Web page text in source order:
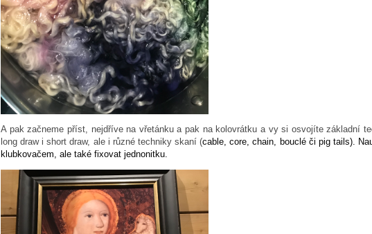
A pak začneme příst, nejdříve na vřetánku a pak na kolovrátku a vy si osvojíte základní
long draw i short draw, ale i různé techniky skaní (cable, core, chain, bouclé či pig tails).
klubkovačem, ale také fixovat jednonitku.